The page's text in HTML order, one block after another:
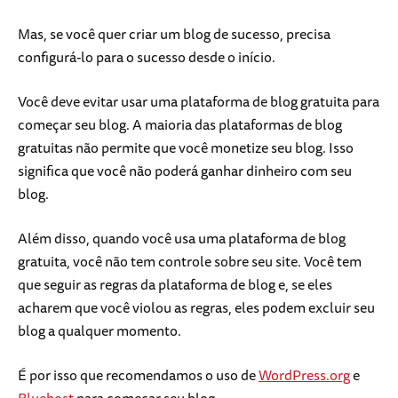
Mas, se você quer criar um blog de sucesso, precisa
configurá-lo para o sucesso desde o início.
Você deve evitar usar uma plataforma de blog gratuita para
começar seu blog. A maioria das plataformas de blog
gratuitas não permite que você monetize seu blog. Isso
significa que você não poderá ganhar dinheiro com seu
blog.
Além disso, quando você usa uma plataforma de blog
gratuita, você não tem controle sobre seu site. Você tem
que seguir as regras da plataforma de blog e, se eles
acharem que você violou as regras, eles podem excluir seu
blog a qualquer momento.
É por isso que recomendamos o uso deWordPress.orge